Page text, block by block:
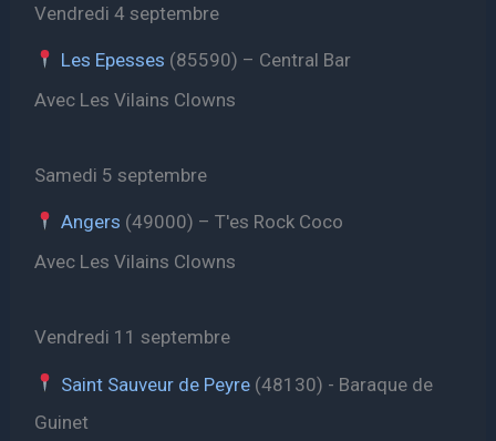
Vendredi 4 septembre
Les Epesses (85590) – Central Bar
Avec Les Vilains Clowns
Samedi 5 septembre
Angers (49000) – T'es Rock Coco
Avec Les Vilains Clowns
Vendredi 11 septembre
Saint Sauveur de Peyre(48130) - Baraque de
Guinet